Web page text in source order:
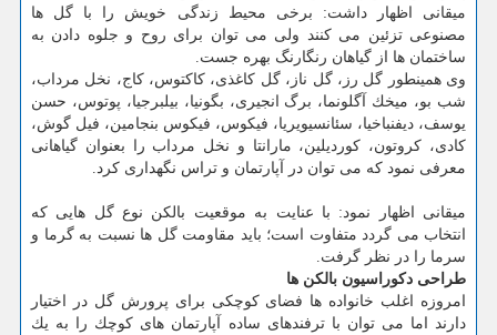
میقانی اظهار داشت: برخی محیط زندگی خویش را با گل ها
مصنوعی تزئین می كنند ولی می توان برای روح و جلوه دادن به
ساختمان ها از گیاهان رنگارنگ بهره جست.
وی همینطور گل رز، گل ناز، گل كاغذی، كاكتوس، كاج، نخل مرداب،
شب بو، میخك آگلونما، برگ انجیری، بگونیا، بیلبرجیا، پوتوس، حسن
یوسف، دیفنباخیا، سئانسیویریا، فیكوس، فیكوس بنجامین، فیل گوش،
كادی، كروتون، كوردیلین، مارانتا و نخل مرداب را بعنوان گیاهانی
معرفی نمود كه می توان در آپارتمان و تراس نگهداری كرد.
میقانی اظهار نمود: با عنایت به موقعیت بالكن نوع گل هایی كه
انتخاب می گردد متفاوت است؛ باید مقاومت گل ها نسبت به گرما و
سرما را در نظر گرفت.
طراحی دكوراسیون بالكن ها
امروزه اغلب خانواده ها فضای كوچكی برای پرورش گل در اختیار
دارند اما می توان با ترفندهای ساده آپارتمان های كوچك را به یك